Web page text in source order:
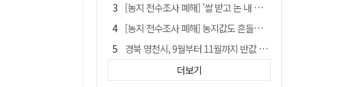
[농지 전수조사 폐해] '쌀 받고 논 내 준' 도지농 이제 어쩌나?
[농지 전수조사 폐해] 농지값도 흔들리나…"도지 막히면 헐값 매물 나올 수도"
경북 영천시, 9월부터 11월까지 반값 여행 혜택 제공
국민 51.9% "李 대통령 재판 재개 필요하다"
더보기